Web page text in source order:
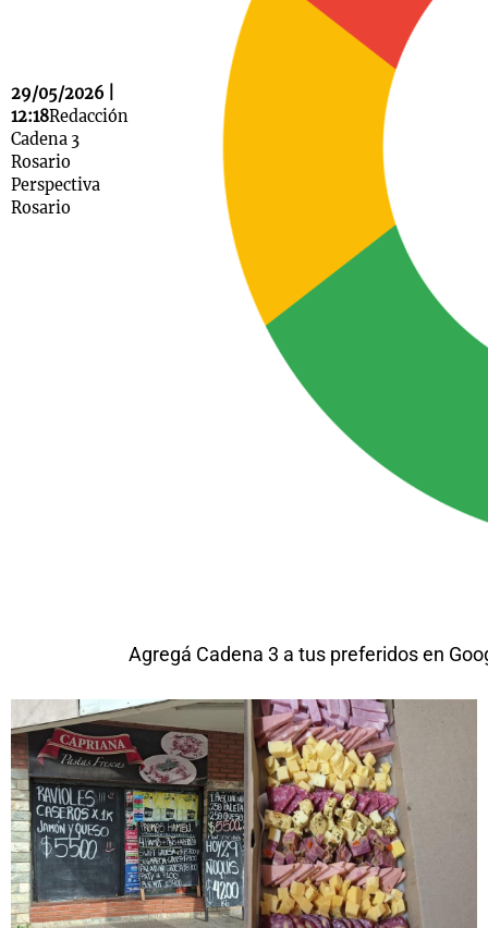
29/05/2026 |
12:18Redacción
Cadena 3
Rosario
Perspectiva
Rosario
Agregá Cadena 3 a tus preferidos en